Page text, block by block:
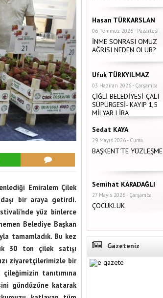
Emiralem Çilek
bir araya getirdi.
yüz binlerce
Belediye Başkan
tamamladık. Bu kez
30 ton çilek satışı
ziyaretçilerimizle bir
tanıtımına
gündüzüne katarak
Hasan TÜRKARSLAN
06 Temmuz 2026 - Pazartesi
İNME SONRASI OMUZ
AĞRISI NEDEN OLUR?
Ufuk TÜRKYILMAZ
03 Haziran 2026 - Çarşamba
ÇİĞLİ BELEDİYESİ-ÇALI
SÜPÜRGESİ- KAYIP 1,5
MİLYAR LİRA
Sedat KAYA
29 Mayıs 2026 - Cuma
BAŞKENT'TE YÜZLEŞME
Semihat KARADAĞLI
27 Mayıs 2026 - Çarşamba
ÇOCUKLUK
Gazeteniz